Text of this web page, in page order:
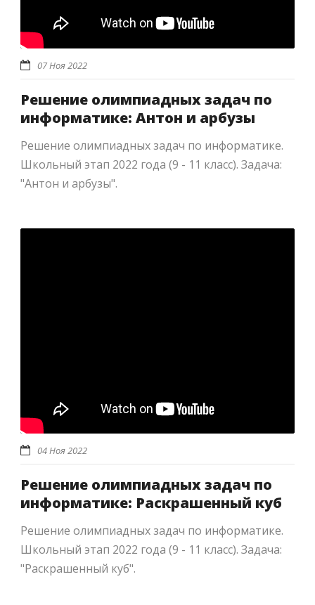
07 Ноя 2022
Решение олимпиадных задач по
информатике: Антон и арбузы
Решение олимпиадных задач по информатике.
Школьный этап 2022 года (9 - 11 класс). Задача:
"Антон и арбузы".
04 Ноя 2022
Решение олимпиадных задач по
информатике: Раскрашенный куб
Решение олимпиадных задач по информатике.
Школьный этап 2022 года (9 - 11 класс). Задача:
"Раскрашенный куб".